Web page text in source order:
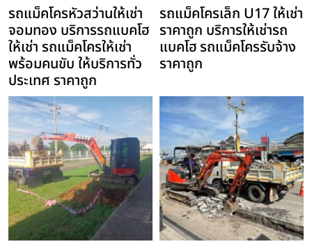
รถแม็คโครหัวสว่านให้เช่า
จอมทอง บริการรถแบคโฮ
ให้เช่า รถแม็คโครให้เช่า
พร้อมคนขับ ให้บริการทั่ว
ประเทศ ราคาถูก
รถแม็คโครเล็ก U17 ให้เช่า
ราคาถูก บริการให้เช่ารถ
แบคโฮ รถแม็คโครรับจ้าง
ราคาถูก